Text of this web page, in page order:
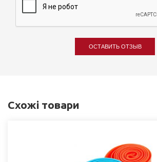
ОСТАВИТЬ ОТЗЫВ
Схожі товари